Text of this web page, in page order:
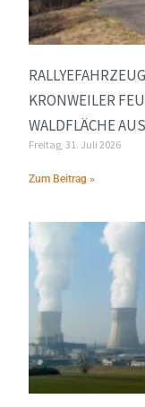
KRONWEILER
WALDFLÄCHE AUS
Freitag, 31. Juli 2026
Zum Beitrag »